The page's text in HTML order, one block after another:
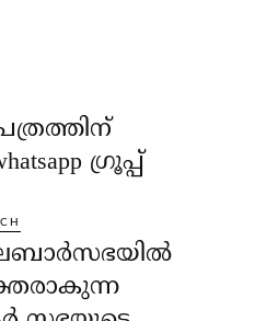
ഗ്രൂപ്പ്